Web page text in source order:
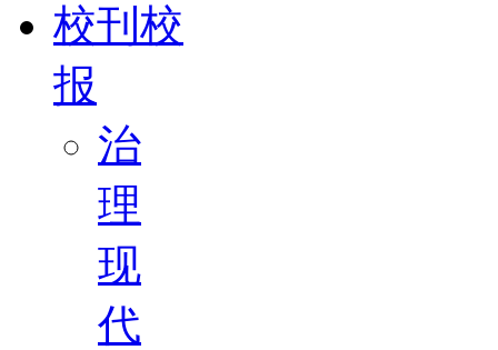
校刊校
报
治
理
现
代